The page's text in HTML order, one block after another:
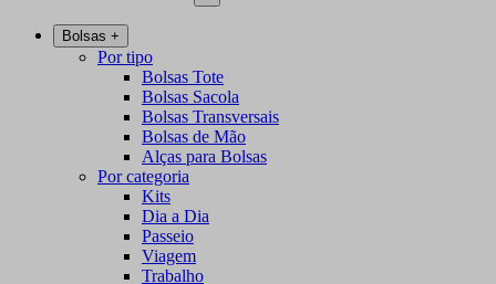
Bolsas +
Por tipo
Bolsas Tote
Bolsas Sacola
Bolsas Transversais
Bolsas de Mão
Alças para Bolsas
Por categoria
Kits
Dia a Dia
Passeio
Viagem
Trabalho